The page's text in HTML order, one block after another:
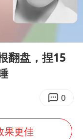
京津冀暴雨
浙江省委书记王浩再调度：该停下的坚决停下来，让社会面静下来
上邀请引热议
雨
翻盘，捏15
0
果更佳